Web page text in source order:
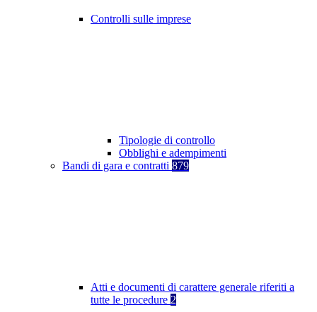
Controlli sulle imprese
Tipologie di controllo
Obblighi e adempimenti
Bandi di gara e contratti 879
Atti e documenti di carattere generale riferiti a
tutte le procedure 2